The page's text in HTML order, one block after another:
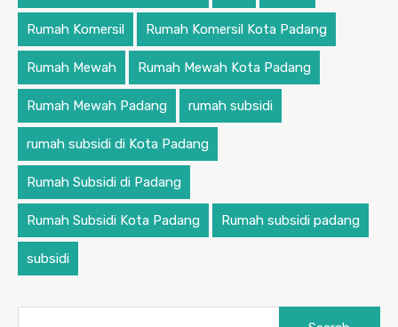
Rumah Komersil Rumah Komersil Kota Padang
Rumah Mewah Rumah Mewah Kota Padang
Rumah Mewah Padang rumah subsidi
rumah subsidi di Kota Padang
Rumah Subsidi di Padang
Rumah Subsidi Kota Padang Rumah subsidi padang
subsidi